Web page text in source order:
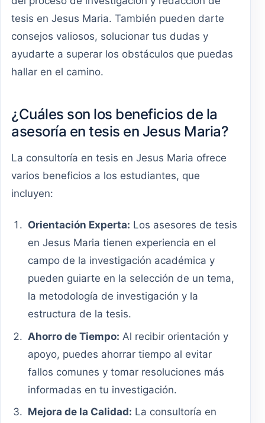
tesis en Jesus Maria. También pueden darte
consejos valiosos, solucionar tus dudas y
ayudarte a superar los obstáculos que puedas
hallar en el camino.
¿Cuáles son los beneficios de la
asesoría en tesis en Jesus Maria?
La consultoría en tesis en Jesus Maria ofrece
varios beneficios a los estudiantes, que
incluyen:
Orientación Experta: Los asesores de tesis
en Jesus Maria tienen experiencia en el
campo de la investigación académica y
pueden guiarte en la selección de un tema,
la metodología de investigación y la
estructura de la tesis.
Ahorro de Tiempo: Al recibir orientación y
apoyo, puedes ahorrar tiempo al evitar
fallos comunes y tomar resoluciones más
informadas en tu investigación.
Mejora de la Calidad: La consultoría en